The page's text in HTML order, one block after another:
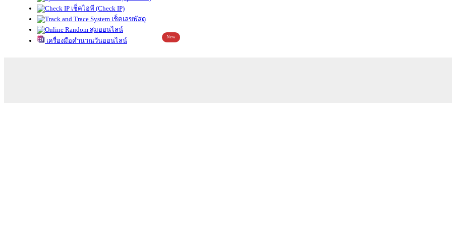
เช็คไอพี (Check IP)
เช็คเลขพัสดุ
สุ่มออนไลน์
เครื่องมือคำนวณวันออนไลน์
New